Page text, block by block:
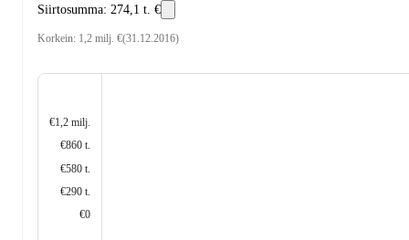
Siirtosumma: 274,1 t. €
Korkein: 1,2 milj. €(31.12.2016)
€1,2 milj.
€860 t.
€580 t.
€290 t.
€0